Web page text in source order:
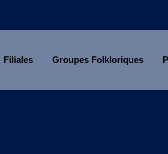
Filiales Groupes Folkloriques